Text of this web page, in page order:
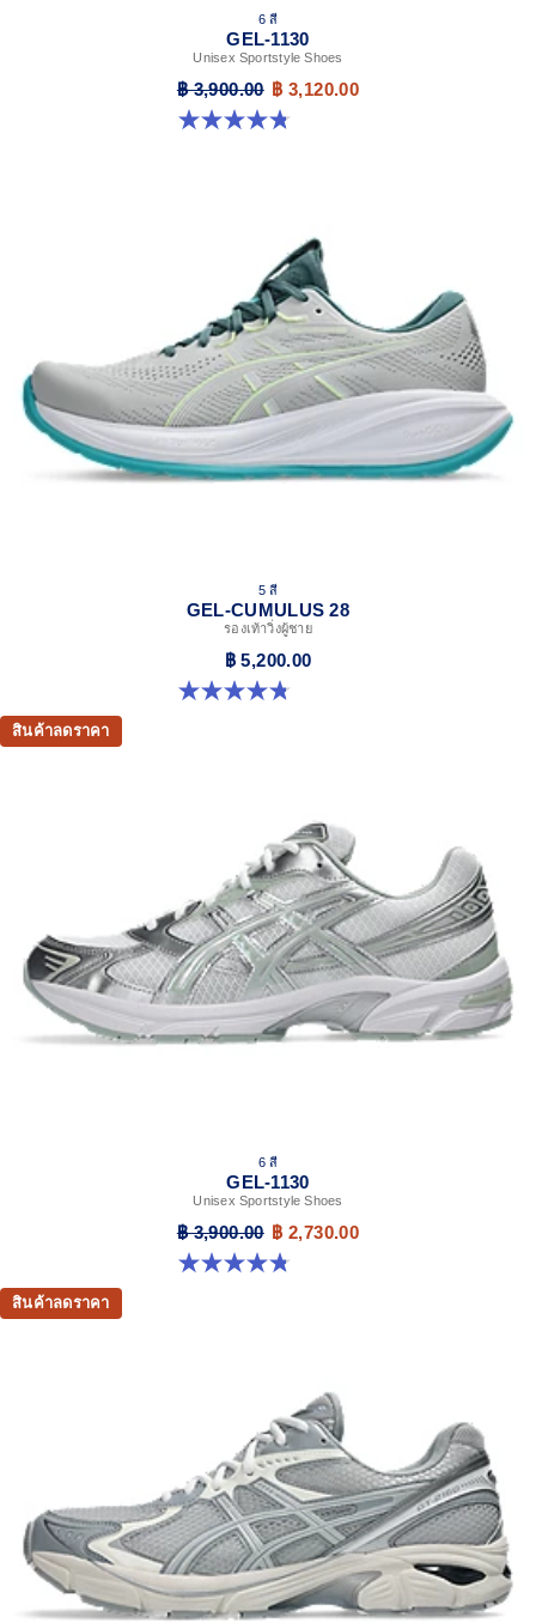
6 สี
GEL-1130
Unisex Sportstyle Shoes
฿ 3,900.00 ฿ 3,120.00
4.8 จาก 5 ดาว 52 รีวิว
5 สี
GEL-CUMULUS 28
รองเท้าวิ่งผู้ชาย
฿ 5,200.00
4.8 จาก 5 ดาว 85 รีวิว
สินค้าลดราคา
6 สี
GEL-1130
Unisex Sportstyle Shoes
฿ 3,900.00 ฿ 2,730.00
4.8 จาก 5 ดาว 52 รีวิว
สินค้าลดราคา